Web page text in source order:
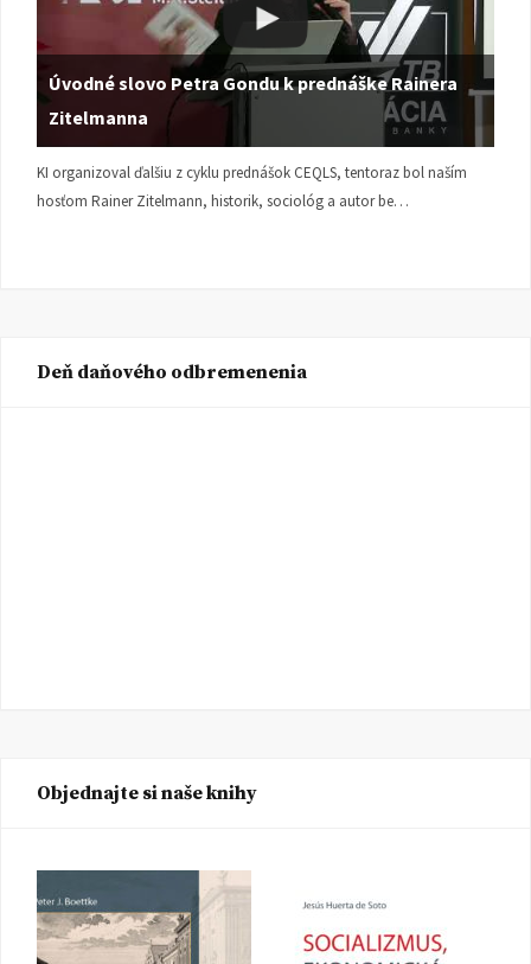
Úvodné slovo Petra Gondu k prednáške Rainera
Zitelmanna
KI organizoval ďalšiu z cyklu prednášok CEQLS, tentoraz bol naším
hosťom Rainer Zitelmann, historik, sociológ a autor be…
Deň daňového odbremenenia
Objednajte si naše knihy